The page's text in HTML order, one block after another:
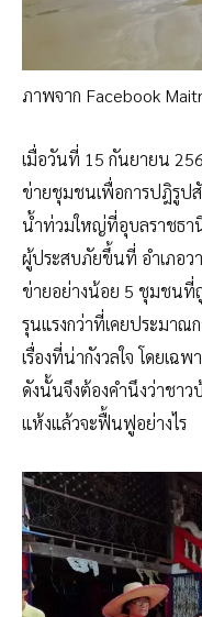
ภาพจาก Facebook
เมื่อวันที่ 15 กันยายน
ข่ายชุมชนเพื่อการปฎิรูปสั
น้ำท่วมใหญ่ที่อุบลราชธา
ผู้ประสบภัยขึ้นที่ อำเภอว
ข่ายอย่างน้อย 5 ชุมชนที่
รุนแรงกว่าที่เคยประมาณ
เรื่องที่น่ากังวลใจ โดยเฉ
ดังนั้นจึงต้องคำนึงว่าชาว
แห้งแล้วจะฟื้นฟูอย่างไร